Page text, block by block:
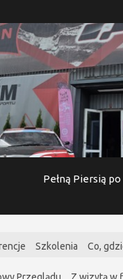
Pełną Piersią po
Szkolenia Co,